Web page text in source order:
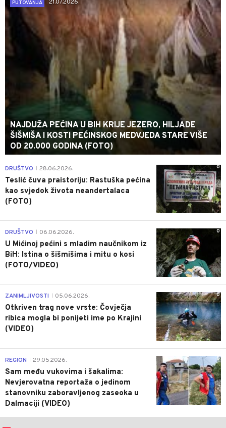
PUTOVANJA
21.07.2026.
NAJDUŽA PEĆINA U BIH KRIJE JEZERO, HILJADE
ŠIŠMIŠA I KOSTI PEĆINSKOG MEDVJEDA STARE VIŠE
OD 20.000 GODINA (FOTO)
0
DRUŠTVO 28.06.2026.
Teslić čuva praistoriju: Rastuška pećina
kao svjedok života neandertalaca
(FOTO)
0
DRUŠTVO 06.06.2026.
U Mićinoj pećini s mladim naučnikom iz
BiH: Istina o šišmišima i mitu o kosi
(FOTO/VIDEO)
0
ZANIMLJIVOSTI 05.06.2026.
Otkriven trag nove vrste: Čovječja
ribica mogla bi ponijeti ime po Krajini
(VIDEO)
0
REGION 29.05.2026.
Sam među vukovima i šakalima:
Nevjerovatna reportaža o jedinom
stanovniku zaboravljenog zaseoka u
Dalmaciji (VIDEO)